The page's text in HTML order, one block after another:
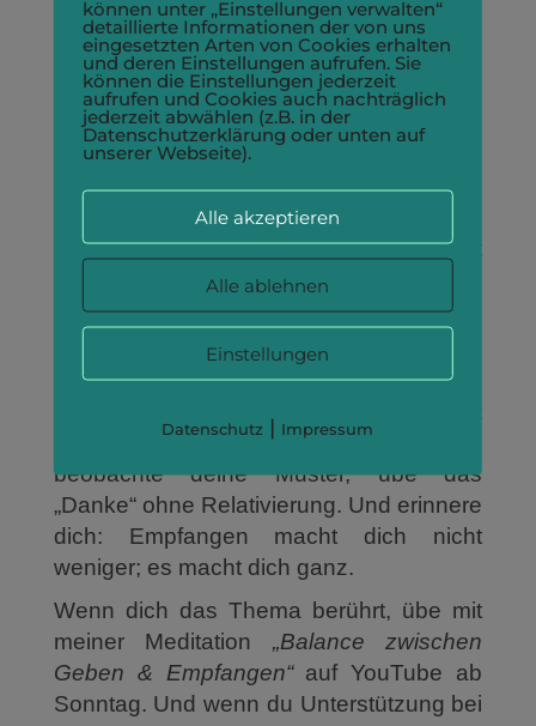
Empfangen stärkt
Vertrauen
Jedes Mal, wenn du zulässt zu
empfangen, trainierst du Vertrauen: in
dich, in andere und in das Leben.
Vertrauen, dass du nicht alles allein
tragen musst, dass die Welt in
irgendeiner Weise respondsiv ist. Das ist
zutiefst nährend für die Seele.
Ein Weg der kleinen
ein liebevoller Weg. Beginne klein,
beobachte deine Muster, übe das
„Danke“ ohne Relativierung. Und erinnere
dich: Empfangen macht dich nicht
weniger; es macht dich ganz.
Wenn dich das Thema berührt, übe mit
meiner Meditation „Balance zwischen
Geben & Empfangen“auf YouTube ab
Sonntag. Und wenn du Unterstützung bei
können unter „Einstellungen verwalten“
detaillierte Informationen der von uns
eingesetzten Arten von Cookies erhalten
und deren Einstellungen aufrufen. Sie
können die Einstellungen jederzeit
aufrufen und Cookies auch nachträglich
jederzeit abwählen (z.B. in der
Datenschutzerklärung oder unten auf
unserer Webseite).
Alle akzeptieren
Alle ablehnen
Einstellungen
Datenschutz | Impressum